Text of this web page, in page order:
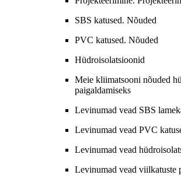
SBS katused. Nõuded
PVC katused. Nõuded
Hüdroisolatsioonid
Meie kliimatsooni nõuded
paigaldamiseks
Levinumad vead SBS
Levinumad vead PVC
Levinumad vead
Levinumad vead viilkatuste